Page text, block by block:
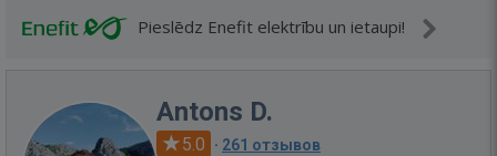
Pieslēdz Enefit elektrību un ietaupi!
Antons D.
5.0 · 261 отзывов